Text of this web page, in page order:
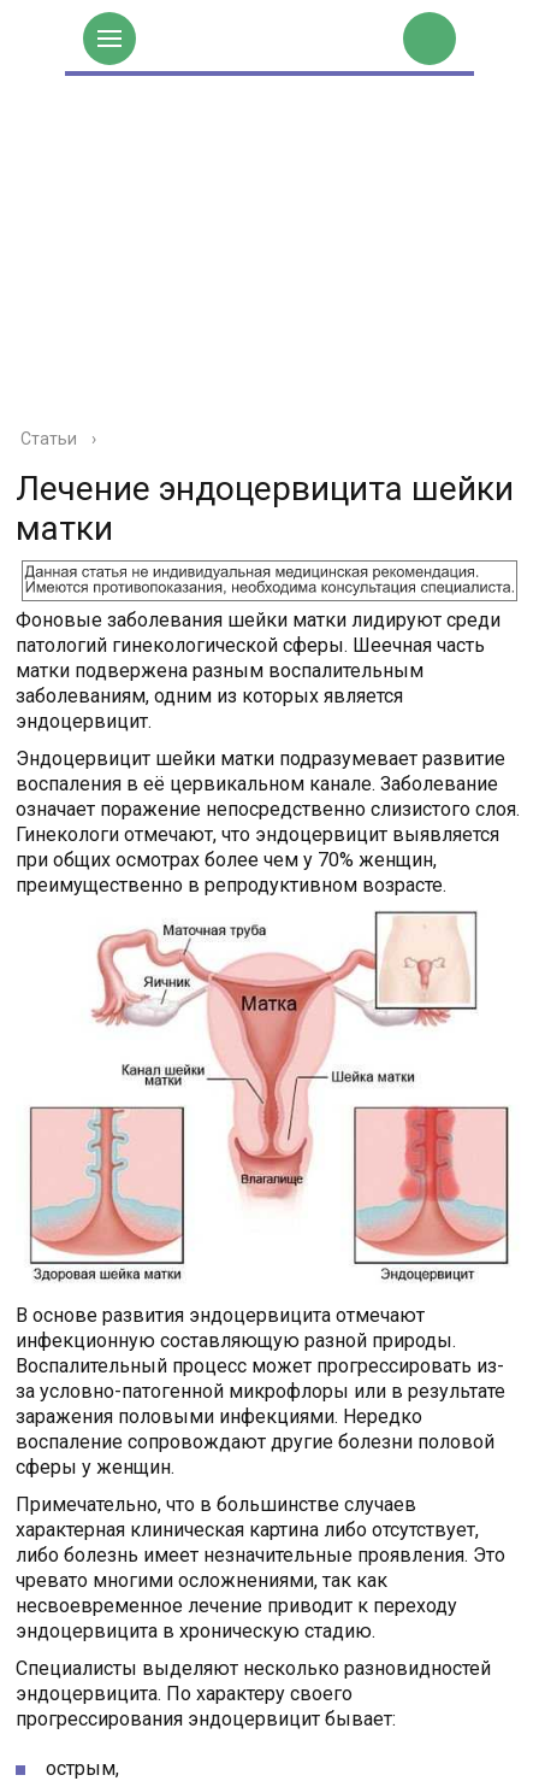
Статьи ›
Лечение эндоцервицита шейки
матки
Фоновые заболевания шейки матки лидируют среди
патологий гинекологической сферы. Шеечная часть
матки подвержена разным воспалительным
заболеваниям, одним из которых является
эндоцервицит.
Эндоцервицит шейки матки подразумевает развитие
воспаления в её цервикальном канале. Заболевание
означает поражение непосредственно слизистого слоя.
Гинекологи отмечают, что эндоцервицит выявляется
при общих осмотрах более чем у 70% женщин,
преимущественно в репродуктивном возрасте.
В основе развития эндоцервицита отмечают
инфекционную составляющую разной природы.
Воспалительный процесс может прогрессировать из-
за условно-патогенной микрофлоры или в результате
заражения половыми инфекциями. Нередко
воспаление сопровождают другие болезни половой
сферы у женщин.
Примечательно, что в большинстве случаев
характерная клиническая картина либо отсутствует,
либо болезнь имеет незначительные проявления. Это
чревато многими осложнениями, так как
несвоевременное лечение приводит к переходу
эндоцервицита в хроническую стадию.
Специалисты выделяют несколько разновидностей
эндоцервицита. По характеру своего
прогрессирования эндоцервицит бывает:
острым,